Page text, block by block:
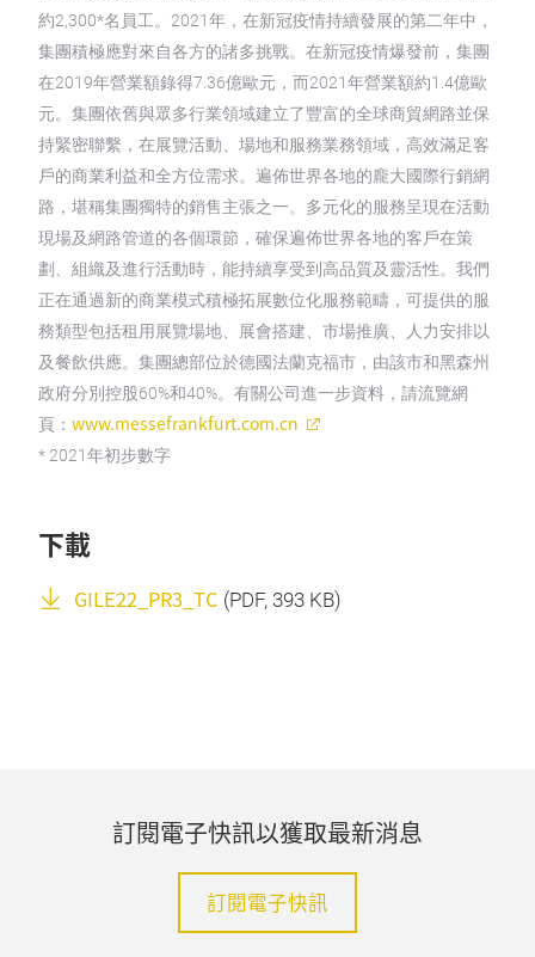
約2,300*名員工。2021年，在新冠疫情持續發展的第二年中，
集團積極應對來自各方的諸多挑戰。在新冠疫情爆發前，集團
在2019年營業額錄得7.36億歐元，而2021年營業額約1.4億歐
元。集團依舊與眾多行業領域建立了豐富的全球商貿網路並保
持緊密聯繫，在展覽活動、場地和服務業務領域，高效滿足客
戶的商業利益和全方位需求。遍佈世界各地的龐大國際行銷網
路，堪稱集團獨特的銷售主張之一。多元化的服務呈現在活動
現場及網路管道的各個環節，確保遍佈世界各地的客戶在策
劃、組織及進行活動時，能持續享受到高品質及靈活性。我們
正在通過新的商業模式積極拓展數位化服務範疇，可提供的服
務類型包括租用展覽場地、展會搭建、市場推廣、人力安排以
及餐飲供應。集團總部位於德國法蘭克福市，由該市和黑森州
政府分別控股60%和40%。有關公司進一步資料，請流覽網
頁： www.messefrankfurt.com.cn
* 2021年初步數字
下載
GILE22_PR3_TC (PDF, 393 KB)
訂閱電子快訊以獲取最新消息
訂閱電子快訊